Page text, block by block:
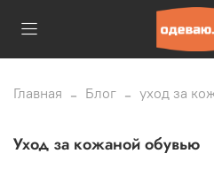
Главная Блог уход за
уход за кожаной обувью